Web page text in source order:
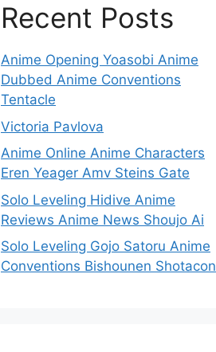
Recent Posts
Anime Opening Yoasobi Anime
Dubbed Anime Conventions
Tentacle
Victoria Pavlova
Anime Online Anime Characters
Eren Yeager Amv Steins Gate
Solo Leveling Hidive Anime
Reviews Anime News Shoujo Ai
Solo Leveling Gojo Satoru Anime
Conventions Bishounen Shotacon